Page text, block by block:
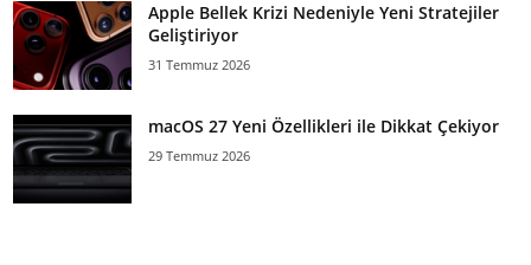
Apple Bellek Krizi Nedeniyle Yeni Stratejiler
Geliştiriyor
31 Temmuz 2026
macOS 27 Yeni Özellikleri ile Dikkat Çekiyor
29 Temmuz 2026